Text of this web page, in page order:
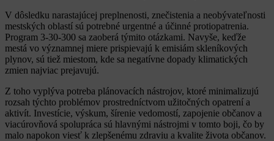
V dôsledku narastajúcej preplnenosti, znečistenia a neobývateľnosti
mestských oblastí sú potrebné urgentné a účinné protiopatrenia.
Program 3-30-300 sa zaoberá týmito otázkami. Navyše, keďže
mestá vo významnej miere prispievajú k emisiám skleníkových
plynov, sú tiež miestom, kde sa negatívne dopady klimatických
zmien najviac prejavujú.
Z toho vyplýva potreba plánovacích nástrojov, ktoré minimalizujú
rozsah týchto problémov prostredníctvom užitočných opatrení a
aktivít. Investície, výskum, šírenie vedomostí, zapojenie občanov a
viacúrovňová spolupráca sú hlavnými nástrojmi v tomto boji, čo by
malo napokon viesť k zlepšenému zdraviu a kvalite života občanov.